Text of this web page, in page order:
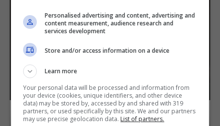
OFFERTE LIDL PAZZESCHE, CAPI
D’ABBIGLIAMENTO A PREZZI
SCONTATISSIMI: FAI IN FRETTA
POTREBBERO TERMINARE
17 Aprile 2024
Personalised advertising and content, advertising and
content measurement, audience research and
services development
Store and/or access information on a device
Learn more
Your personal data will be processed and information from
your device (cookies, unique identifiers, and other device
data) may be stored by, accessed by and shared with 319
partners, or used specifically by this site. We and our partners
may use precise geolocation data. List of partners.